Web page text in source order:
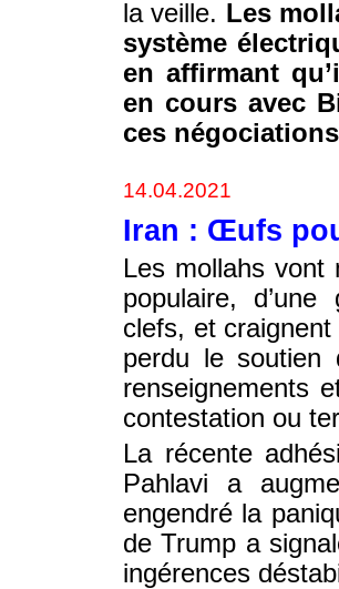
la veille. Les
système
en affirmant
en cours avec
ces
14.04.2021
Iran : Œufs
Les mollahs
populaire,
clefs, et
perdu le soutien
renseignements
contestation ou
La récente
Pahlavi a
engendré la
de Trump a
ingérences